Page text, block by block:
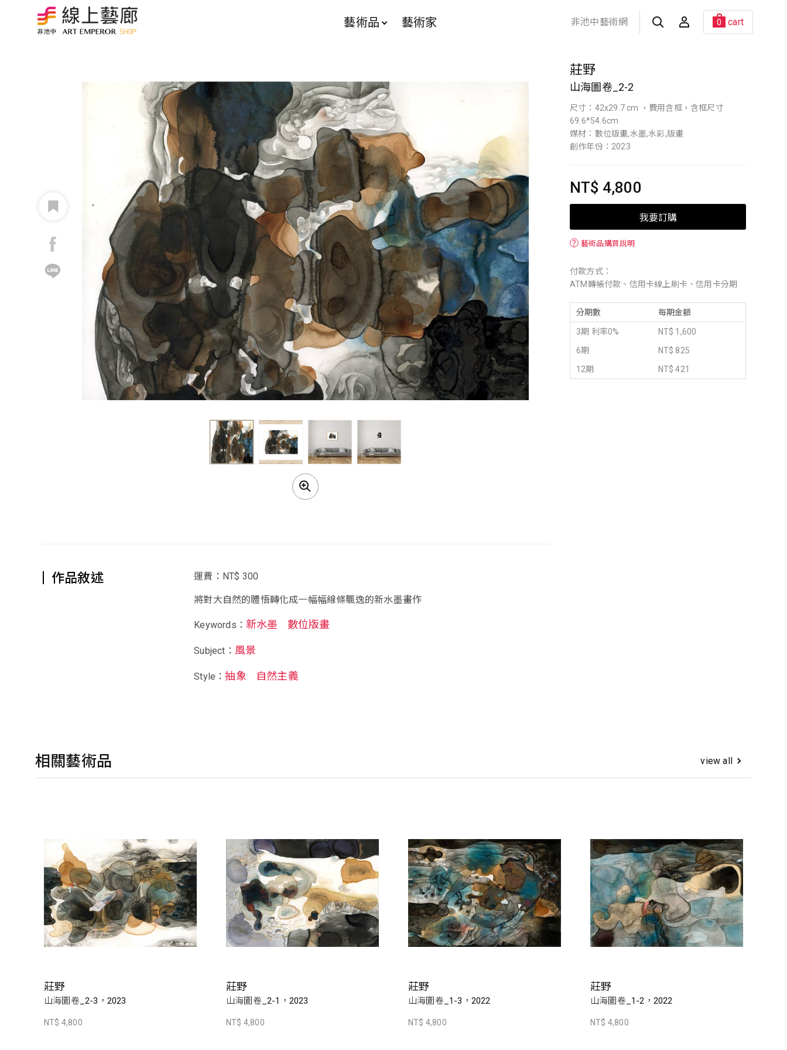
藝術品 藝術家 非池中藝術網 0 cart
莊野
山海圖卷_2-2
尺寸：42x29.7 cm ，費用含框，含框尺寸
69.6*54.6cm
媒材：數位版畫,水墨,水彩,版畫
創作年份：2023
NT$ 4,800
我要訂購
？ 藝術品購買說明
付款方式：
ATM轉帳付款、信用卡線上刷卡、信用卡分期
分期數 每期金額
3期 利率0%
NT$ 1,600
6期
NT$ 825
12期
NT$ 421
作品敘述 運費：NT$ 300
將對大自然的體悟轉化成一幅幅線條飄逸的新水墨畫作
Keywords：新水墨 數位版畫
Subject： 風景
Style：抽象 自然主義
相關藝術品 view all
莊野
山海圖卷_2-3，2023
NT$ 4,800
莊野
山海圖卷_2-1，2023
NT$ 4,800
莊野
山海圖卷_1-3，2022
NT$ 4,800
莊野
山海圖卷_1-2，2022
NT$ 4,800